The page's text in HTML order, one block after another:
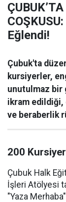
Eğlendi!
Çubuk'ta
kursiyerler,
unutulmaz bir
ikram edildiği,
ve beraberlik
200
Çubuk Halk
İşleri Atölyesi
"Yaza